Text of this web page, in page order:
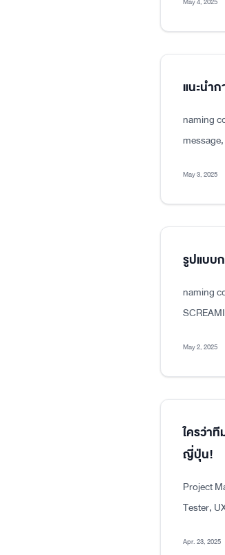
แนะนำ
naming
May 3, 2025
รูปแบบ
naming
May 2, 2025
ใครว่า
ญี่ปุ่น!
Project
Tester,
Apr. 23, 2025